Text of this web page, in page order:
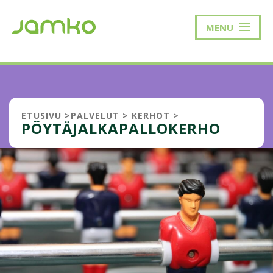
MENU
ETUSIVU >PALVELUT > KERHOT >
PÖYTÄJALKAPALLOKERHO